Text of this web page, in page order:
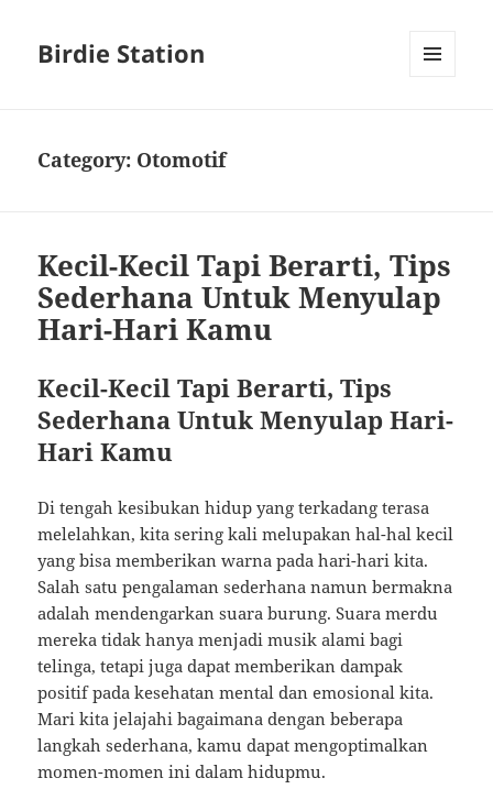
Birdie Station
Category: Otomotif
Kecil-Kecil Tapi Berarti, Tips
Sederhana Untuk Menyulap
Hari-Hari Kamu
Kecil-Kecil Tapi Berarti, Tips
Sederhana Untuk Menyulap Hari-
Hari Kamu
Di tengah kesibukan hidup yang terkadang terasa
melelahkan, kita sering kali melupakan hal-hal kecil
yang bisa memberikan warna pada hari-hari kita.
Salah satu pengalaman sederhana namun bermakna
adalah mendengarkan suara burung. Suara merdu
mereka tidak hanya menjadi musik alami bagi
telinga, tetapi juga dapat memberikan dampak
positif pada kesehatan mental dan emosional kita.
Mari kita jelajahi bagaimana dengan beberapa
langkah sederhana, kamu dapat mengoptimalkan
momen-momen ini dalam hidupmu.